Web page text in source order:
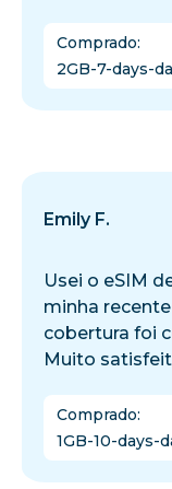
Comprado:
2GB-7-days-
Emily F.
Usei o eSIM
minha
cobertura foi
Muito
Comprado:
1GB-10-days-